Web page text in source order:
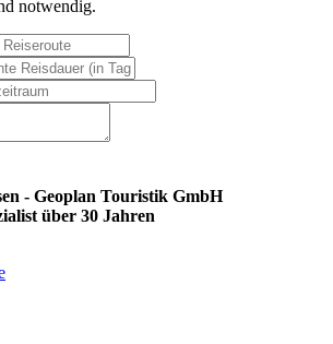
notwendig.
- Geoplan Touristik GmbH
über 30 Jahren